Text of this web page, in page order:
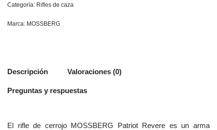
Categoría: Rifles de caza
Marca: MOSSBERG
Descripción Valoraciones (0)
Preguntas y respuestas
El rifle de cerrojo MOSSBERG Patriot Revere es un arma